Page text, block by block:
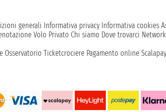
generali Informativa privacy Informativa cookies
Volo Privato Chi siamo Dove trovarci Network
Osservatorio Ticketcrociere Pagamento online Scalapay